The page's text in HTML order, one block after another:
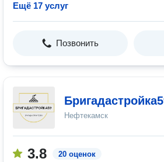
Ещё 17 услуг
Позвонить
Нефтекамск
3.8 20 оценок